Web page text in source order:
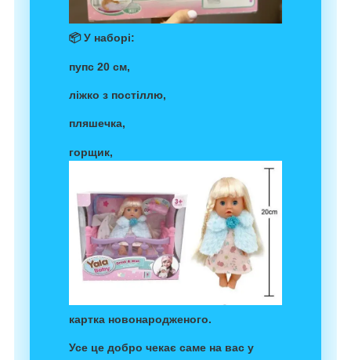
📦 У наборі:
пупс 20 см,
ліжко з постіллю,
пляшечка,
горщик,
картка новонародженого.
Усе це добро чекає саме на вас у